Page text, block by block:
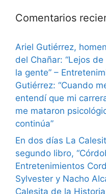
Comentarios
Ariel Gutiérrez,
del Chañar: “Lejos
la gente” –
Gutiérrez: “Cuando
entendí que mi
me mataron
continúa”
En dos días La
segundo libro,
Entretenimientos
Sylvester y Nacho
Calesita de la